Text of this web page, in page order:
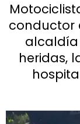
conductor
alcaldía
heridas,